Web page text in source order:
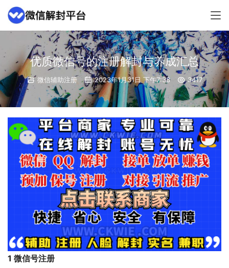
优质微信号的注册解封与养成汇总
微信辅助注册 2023年1月31日 下午7:38 3417
1 微信号注册